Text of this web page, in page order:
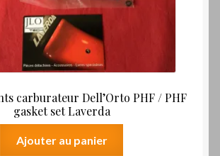
carburateur Dell’Orto PHF / PHF
gasket set Laverda
Ajouter au panier